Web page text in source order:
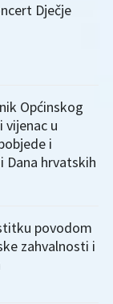
Dječje
Općinskog
vijenac u
i
Dana hrvatskih
povodom
zahvalnosti i